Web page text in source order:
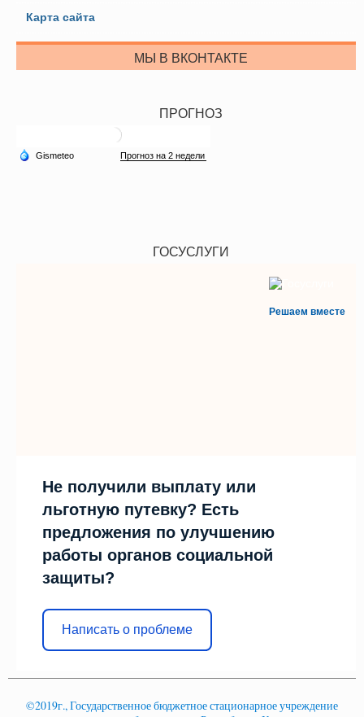
Карта сайта
МЫ В ВКОНТАКТЕ
ПРОГНОЗ
ГОСУСЛУГИ
Решаем вместе
Не получили выплату или
льготную путевку? Есть
предложения по улучшению
работы органов социальной
защиты?
Написать о проблеме
©2019г., Государственное бюджетное стационарное учреждение